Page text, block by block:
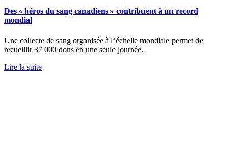
Des « héros du sang canadiens » contribuent à un record
mondial
Une collecte de sang organisée à l’échelle mondiale permet de
recueillir 37 000 dons en une seule journée.
Lire la suite